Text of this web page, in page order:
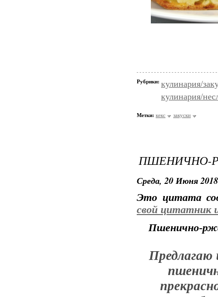
Рубрики: кулинария/
кулинария/
Метки: кекс закуски
ПШЕНИЧНО-
Среда, 20 Июня
Это цитата
свой цитатник
Пшенично-
Предлагаю